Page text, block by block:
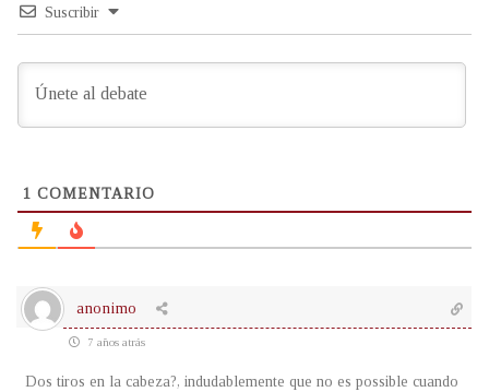
Suscribir
1 COMENTARIO
anonimo
7 años atrás
Dos tiros en la cabeza?, indudablemente que no es possible cuando